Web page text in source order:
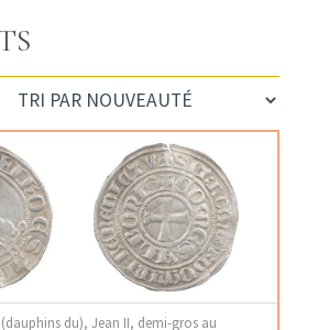
du), Jean II, demi-gros au